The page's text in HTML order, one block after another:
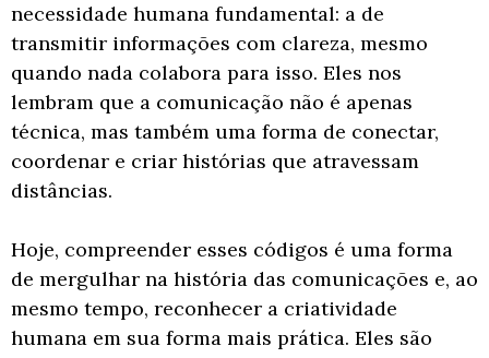
necessidade humana fundamental: a de
transmitir informações com clareza, mesmo
quando nada colabora para isso. Eles nos
lembram que a comunicação não é apenas
técnica, mas também uma forma de conectar,
coordenar e criar histórias que atravessam
distâncias.
Hoje, compreender esses códigos é uma forma
de mergulhar na história das comunicações e, ao
mesmo tempo, reconhecer a criatividade
humana em sua forma mais prática. Eles são